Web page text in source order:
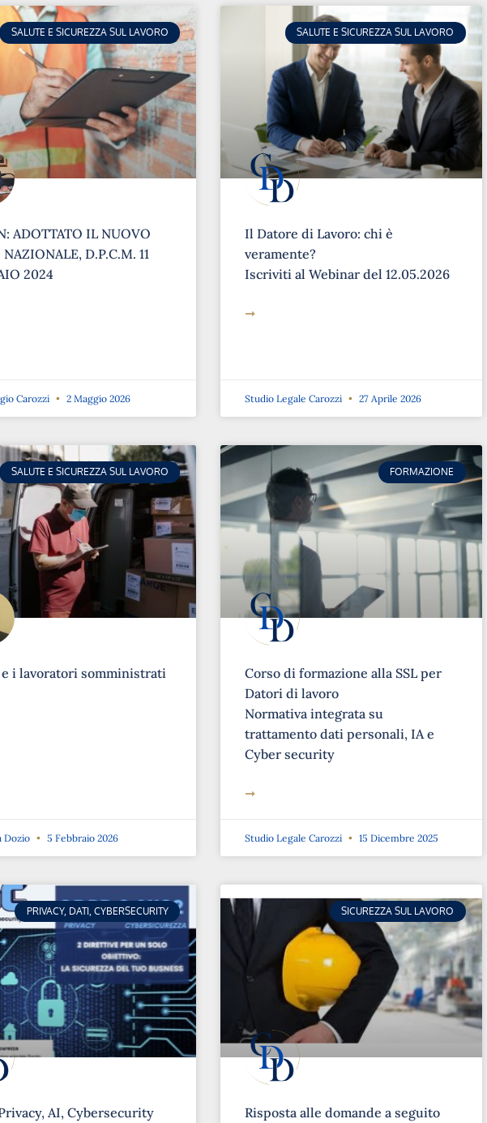
SALUTE E SICUREZZA SUL LAVORO
ADOTTATO IL NUOVO
D.P.C.M. 11
2024
Carozzi 2 Maggio 2026
SALUTE E SICUREZZA SUL LAVORO
Il Datore di Lavoro: chi è
veramente?
Iscriviti al Webinar del 12.05.2026
➞
Studio Legale Carozzi 27 Aprile 2026
SALUTE E SICUREZZA SUL LAVORO
e i lavoratori somministrati
Dozio 5 Febbraio 2026
FORMAZIONE
Corso di formazione alla SSL per
Datori di lavoro
Normativa integrata su
trattamento dati personali, IA e
Cyber security
➞
Studio Legale Carozzi 15 Dicembre 2025
PRIVACY, DATI, CYBERSECURITY
AI, Cybersecurity
SICUREZZA SUL LAVORO
Risposta alle domande a seguito